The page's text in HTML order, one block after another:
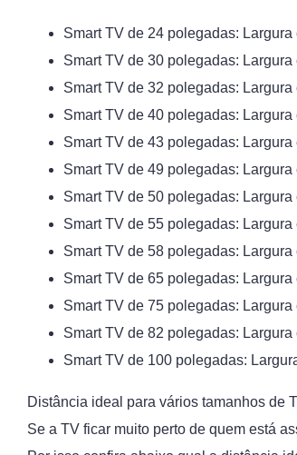
Smart TV de 24 polegadas:
Smart TV de 30 polegadas:
Smart TV de 32 polegadas:
Smart TV de 40 polegadas:
Smart TV de 43 polegadas:
Smart TV de 49 polegadas:
Smart TV de 50 polegadas: Largura
Smart TV de 55 polegadas:
Smart TV de 58 polegadas:
Smart TV de 65 polegadas:
Smart TV de 75 polegadas:
Smart TV de 82 polegadas:
Smart TV de 100 polegadas:
Distância ideal para vários tamanhos de
Se a TV ficar muito perto de quem está